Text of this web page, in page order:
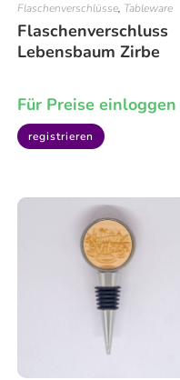
Flaschenverschlüsse, Tableware
Flaschenverschluss
Lebensbaum Zirbe
Für Preise einloggen
registrieren